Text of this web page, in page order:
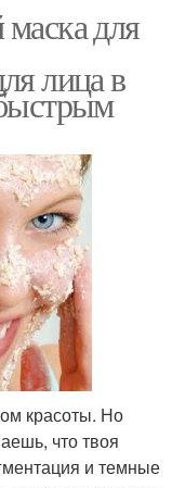
для
лица в
красоты. Но
что твоя
и темные